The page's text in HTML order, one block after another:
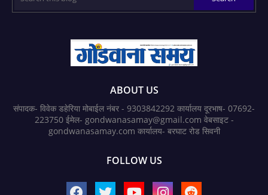
ABOUT US
संपादक- विवेक डहेरिया मोबाईल नंबर - 9303842292 कार्यालय दूरभाष- 07692-
223750 ईमेल- gondwanasamay@gmail.com वेबसाइट -
gondwanasamay.com कार्यालय- बरघाट रोड सिवनी
FOLLOW US